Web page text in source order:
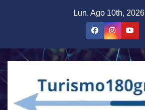
Lun. Ago 10th, 2026